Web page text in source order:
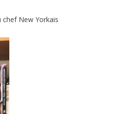
chef New Yorkais